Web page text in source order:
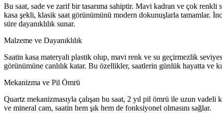
Bu saat, sade ve zarif bir tasarıma sahiptir. Mavi kadran ve çok renkli
kasa şekli, klasik saat görünümünü modern dokunuşlarla tamamlar.
süre dayanıklılık sunar.
Malzeme ve Dayanıklılık
Saatin kasa materyali plastik olup, mavi renk ve su geçirmezlik
görünümüne canlılık katar. Bu özellikler, saatlerin günlük hayatta ve
Mekanizma ve Pil Ömrü
Quartz mekanizmasıyla çalışan bu saat, 2 yıl pil ömrü ile uzun vadeli
ve mineral cam, saatin hem şık hem de fonksiyonel olmasını sağlar.